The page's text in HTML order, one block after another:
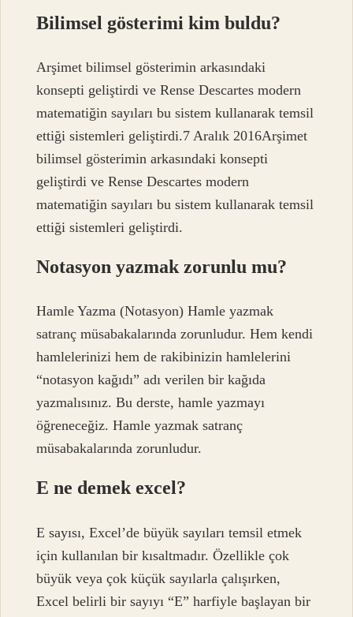
Bilimsel gösterimi kim buldu?
Arşimet bilimsel gösterimin arkasındaki
konsepti geliştirdi ve Rense Descartes modern
matematiğin sayıları bu sistem kullanarak temsil
ettiği sistemleri geliştirdi.7 Aralık 2016Arşimet
bilimsel gösterimin arkasındaki konsepti
geliştirdi ve Rense Descartes modern
matematiğin sayıları bu sistem kullanarak temsil
ettiği sistemleri geliştirdi.
Notasyon yazmak zorunlu mu?
Hamle Yazma (Notasyon) Hamle yazmak
satranç müsabakalarında zorunludur. Hem kendi
hamlelerinizi hem de rakibinizin hamlelerini
“notasyon kağıdı” adı verilen bir kağıda
yazmalısınız. Bu derste, hamle yazmayı
öğreneceğiz. Hamle yazmak satranç
müsabakalarında zorunludur.
E ne demek excel?
E sayısı, Excel’de büyük sayıları temsil etmek
için kullanılan bir kısaltmadır. Özellikle çok
büyük veya çok küçük sayılarla çalışırken,
Excel belirli bir sayıyı “E” harfiyle başlayan bir